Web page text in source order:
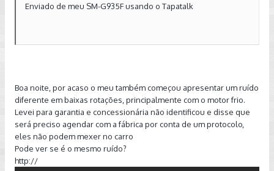
Enviado de meu SM-G935F usando o Tapatalk
Boa noite, por acaso o meu também começou apresentar um ruído
diferente em baixas rotações, principalmente com o motor frio.
Levei para garantia e concessionária não identificou e disse que
será preciso agendar com a fábrica por conta de um protocolo,
eles não podem mexer no carro
Pode ver se é o mesmo ruído?
http://